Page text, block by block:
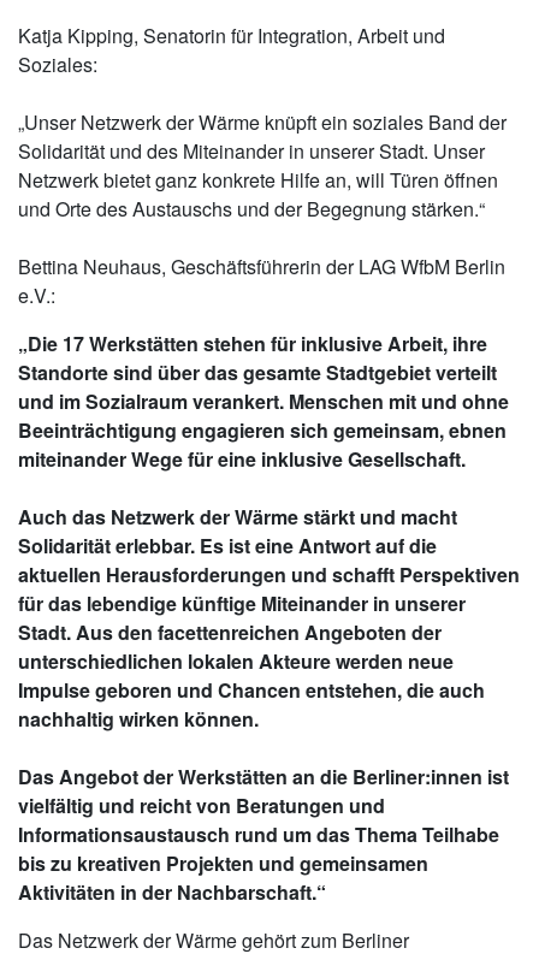
Katja Kipping, Senatorin für Integration, Arbeit und
Soziales:
„Unser Netzwerk der Wärme knüpft ein soziales Band der
Solidarität und des Miteinander in unserer Stadt. Unser
Netzwerk bietet ganz konkrete Hilfe an, will Türen öffnen
und Orte des Austauschs und der Begegnung stärken.“
Bettina Neuhaus, Geschäftsführerin der LAG WfbM Berlin
e.V.:
„Die 17 Werkstätten stehen für inklusive Arbeit, ihre
Standorte sind über das gesamte Stadtgebiet verteilt
und im Sozialraum verankert. Menschen mit und ohne
Beeinträchtigung engagieren sich gemeinsam, ebnen
miteinander Wege für eine inklusive Gesellschaft.
Auch das Netzwerk der Wärme stärkt und macht
Solidarität erlebbar. Es ist eine Antwort auf die
aktuellen Herausforderungen und schafft Perspektiven
für das lebendige künftige Miteinander in unserer
Stadt. Aus den facettenreichen Angeboten der
unterschiedlichen lokalen Akteure werden neue
Impulse geboren und Chancen entstehen, die auch
nachhaltig wirken können.
Das Angebot der Werkstätten an die Berliner:innen ist
vielfältig und reicht von Beratungen und
Informationsaustausch rund um das Thema Teilhabe
bis zu kreativen Projekten und gemeinsamen
Aktivitäten in der Nachbarschaft.“
Das Netzwerk der Wärme gehört zum Berliner